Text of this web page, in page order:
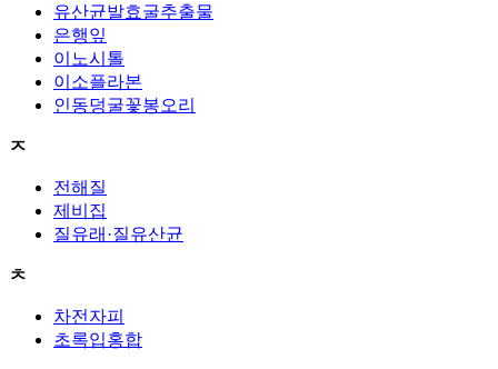
유산균발효굴추출물
은행잎
이노시톨
이소플라본
인동덩굴꽃봉오리
ㅈ
전해질
제비집
질유래·질유산균
ㅊ
차전자피
초록입홍합